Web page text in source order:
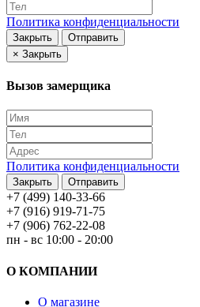
Политика конфиденциальности
Закрыть
Отправить
× Закрыть
Вызов замерщика
Политика конфиденциальности
Закрыть Отправить
+7 (499) 140-33-66
+7 (916) 919-71-75
+7 (906) 762-22-08
пн - вс 10:00 - 20:00
О КОМПАНИИ
О магазине